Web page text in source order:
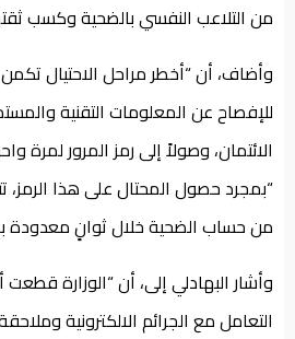
من التلاعب النفسي بالضحية وكسب
وأضاف، أن “أخطر مراحل الاحتيال
للإفصاح عن المعلومات التقنية
“بمجرد حصول المحتال على هذا الرمز،
من حساب الضحية خلال ثوانٍ معدودة
وأشار البهادلي إلى، أن “الوزارة
التعامل مع الجرائم الالكترونية